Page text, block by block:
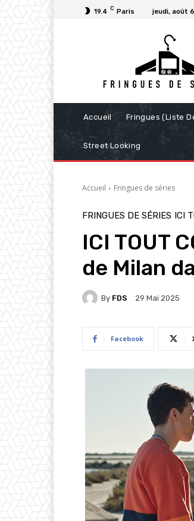
19.4 C Paris jeudi, août
Accueil Fringues (Liste
Street Looking
Accueil Fringues de séries
FRINGUES DE SÉRIES ICI
ICI TOUT
de Milan
By FDS 29 Mai 2025
Facebook